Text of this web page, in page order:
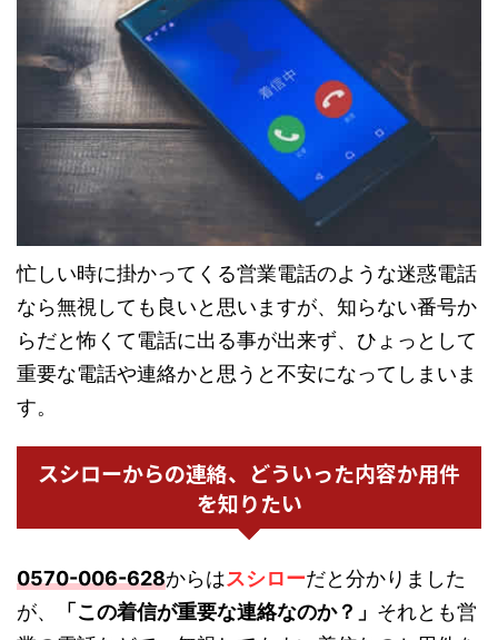
忙しい時に掛かってくる営業電話のような迷惑電話
なら無視しても良いと思いますが、知らない番号か
らだと怖くて電話に出る事が出来ず、ひょっとして
重要な電話や連絡かと思うと不安になってしまいま
す。
スシローからの連絡、どういった内容か用件
を知りたい
0570-006-628からはスシローだと分かりました
が、
「この着信が重要な連絡なのか？」 それとも営